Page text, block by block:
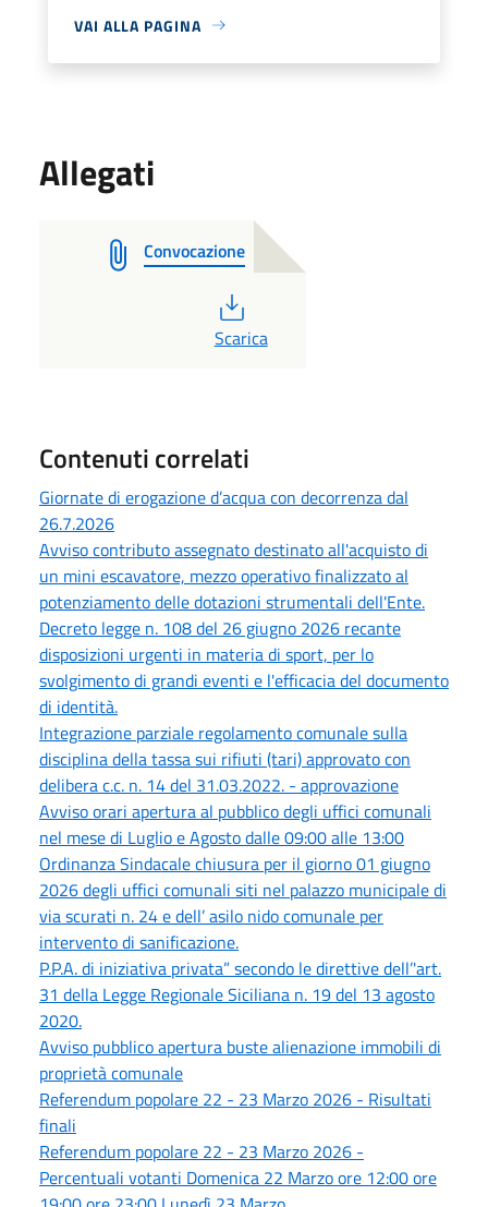
VAI ALLA PAGINA
Allegati
Convocazione
PDF
Scarica
Contenuti correlati
Giornate di erogazione d’acqua con decorrenza dal
26.7.2026
Avviso contributo assegnato destinato all'acquisto di
un mini escavatore, mezzo operativo finalizzato al
potenziamento delle dotazioni strumentali dell'Ente.
Decreto legge n. 108 del 26 giugno 2026 recante
disposizioni urgenti in materia di sport, per lo
svolgimento di grandi eventi e l'efficacia del documento
di identità.
Integrazione parziale regolamento comunale sulla
disciplina della tassa sui rifiuti (tari) approvato con
delibera c.c. n. 14 del 31.03.2022. - approvazione
Avviso orari apertura al pubblico degli uffici comunali
nel mese di Luglio e Agosto dalle 09:00 alle 13:00
Ordinanza Sindacale chiusura per il giorno 01 giugno
2026 degli uffici comunali siti nel palazzo municipale di
via scurati n. 24 e dell’ asilo nido comunale per
intervento di sanificazione.
P.P.A. di iniziativa privata” secondo le direttive dell’'art.
31 della Legge Regionale Siciliana n. 19 del 13 agosto
2020.
Avviso pubblico apertura buste alienazione immobili di
proprietà comunale
Referendum popolare 22 - 23 Marzo 2026 - Risultati
finali
Referendum popolare 22 - 23 Marzo 2026 -
Percentuali votanti Domenica 22 Marzo ore 12:00 ore